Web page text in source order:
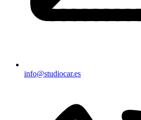
info@studiocar.es